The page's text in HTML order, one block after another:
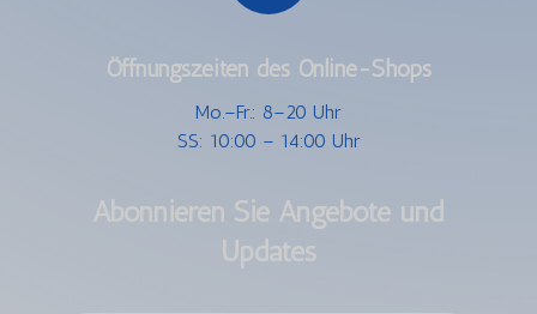
Öffnungszeiten des Online-Shops
Mo.–Fr.: 8–20 Uhr
SS: 10:00 – 14:00 Uhr
Abonnieren Sie Angebote und
Updates